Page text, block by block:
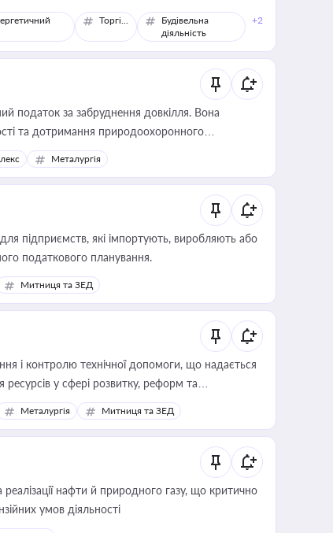
Торгівля
Будівельна
діяльність
+2
податок за забруднення довкілля. Вона
та дотримання природоохоронного
Металургія
підприємств, які імпортують, виробляють або
податкового планування.
Митниця та ЗЕД
і контролю технічної допомоги, що надається
у сфері розвитку, реформ та
Металургія Митниця та ЗЕД
нафти й природного газу, що критично
умов діяльності